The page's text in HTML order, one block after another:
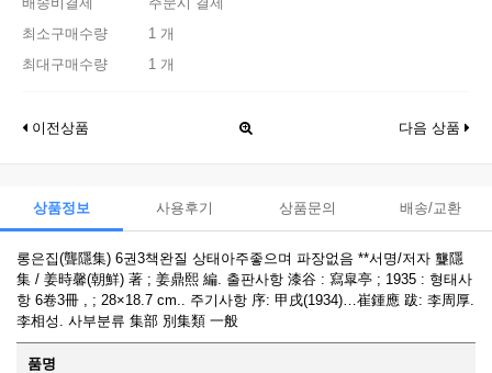
최소구매수량
1 개
최대구매수량
1 개
이전상품 다음 상품
상품정보 사용후기 상품문의 배송/교환
롱은집(聾隱集) 6권3책완질 상태아주좋으며 파장없음 **서명/저자 聾隱
集 / 姜時馨(朝鮮) 著 ; 姜鼎熙 編. 출판사항 漆谷 : 寫皐亭 ; 1935 : 형태사
항 6卷3冊 , ; 28×18.7 cm.. 주기사항 序: 甲戌(1934)…崔鍾應 跋: 李周厚.
李相성. 사부분류 集部 別集類 一般
품명